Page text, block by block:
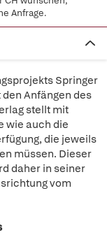
Anfrage.
Springer
Anfängen des
stellt mit
wie auch die
die jeweils
müssen. Dieser
daher in seiner
vom